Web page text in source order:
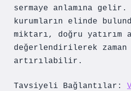
sermaye anlamına
kurumların elinde
miktarı, doğru yatırım
değerlendirilerek
artırılabilir.
Tavsiyeli Bağlantılar: